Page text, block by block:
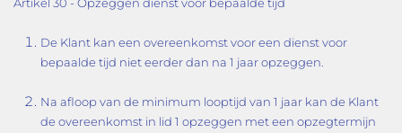
De Klant kan een overeenkomst voor een dienst voor
bepaalde tijd niet eerder dan na 1 jaar opzeggen.
Na afloop van de minimum looptijd van 1 jaar kan de Klant
de overeenkomst in lid 1 opzeggen met een opzegtermijn